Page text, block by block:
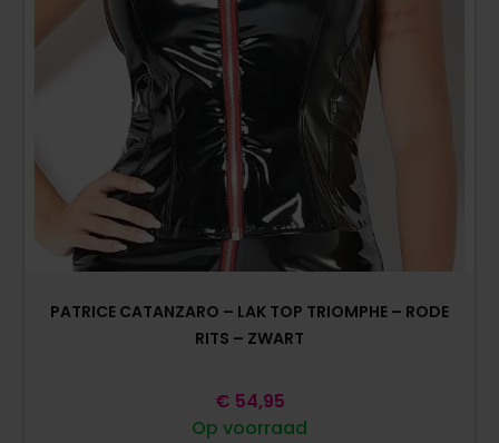
PATRICE CATANZARO – LAK TOP TRIOMPHE – RODE
RITS – ZWART
Op voorraad
€ 54,95